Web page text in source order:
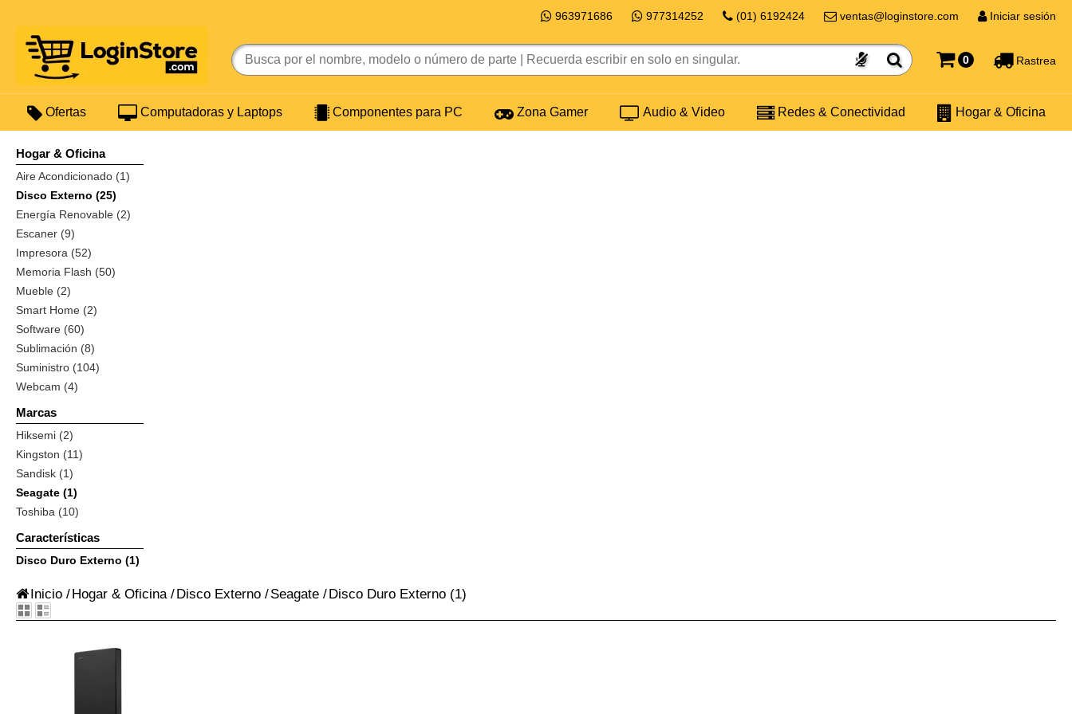
963971686 977314252 (01) 6192424 ventas@loginstore.com Iniciar sesión
0 Rastrea
Ofertas Computadoras y Laptops Componentes para PC Zona Gamer Audio & Video Redes & Conectividad Hogar & Oficina
Hogar & Oficina
Aire Acondicionado (1)
Disco Externo (25)
Energía Renovable (2)
Escaner (9)
Impresora (52)
Memoria Flash (50)
Mueble (2)
Smart Home (2)
Software (60)
Sublimación (8)
Suministro (104)
Webcam (4)
Marcas
Hiksemi (2)
Kingston (11)
Sandisk (1)
Seagate (1)
Toshiba (10)
Características
Disco Duro Externo (1)
Inicio /Hogar & Oficina /Disco Externo /Seagate /Disco Duro Externo (1)